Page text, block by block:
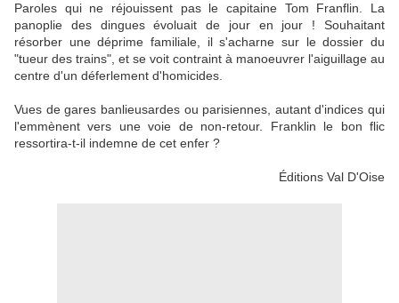
Paroles qui ne réjouissent pas le capitaine Tom Franflin. La
panoplie des dingues évoluait de jour en jour ! Souhaitant
résorber une déprime familiale, il s'acharne sur le dossier du
"tueur des trains", et se voit contraint à manoeuvrer l'aiguillage au
centre d'un déferlement d'homicides.
Vues de gares banlieusardes ou parisiennes, autant d'indices qui
l'emmènent vers une voie de non-retour. Franklin le bon flic
ressortira-t-il indemne de cet enfer ?
Éditions Val D'Oise